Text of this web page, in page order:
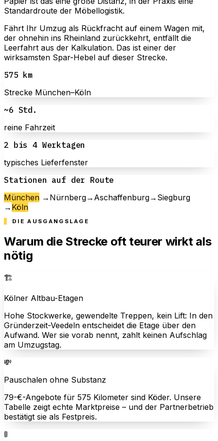
Standardroute der Möbellogistik.
Fährt Ihr Umzug als Rückfracht auf einem Wagen mit,
der ohnehin ins Rheinland zurückkehrt, entfällt die
Leerfahrt aus der Kalkulation. Das ist einer der
wirksamsten Spar-Hebel auf dieser Strecke.
575 km
Strecke München–Köln
~6 Std.
reine Fahrzeit
2 bis 4 Werktagen
typisches Lieferfenster
Stationen auf der Route
München → Nürnberg→ Aschaffenburg→ Siegburg
→ Köln
DIE AUSGANGSLAGE
Warum die Strecke oft teurer wirkt als
nötig
🏗️
Kölner Altbau-Etagen
Hohe Stockwerke, gewendelte Treppen, kein Lift: In den
Gründerzeit-Veedeln entscheidet die Etage über den
Aufwand. Wer sie vorab nennt, zahlt keinen Aufschlag
am Umzugstag.
💸
Pauschalen ohne Substanz
79-€-Angebote für 575 Kilometer sind Köder. Unsere
Tabelle zeigt echte Marktpreise – und der Partnerbetrieb
bestätigt sie als Festpreis.
🚦